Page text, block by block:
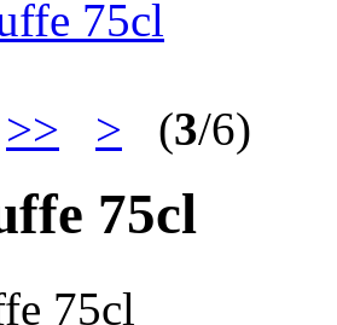
75cl
>> > (3/6)
75cl